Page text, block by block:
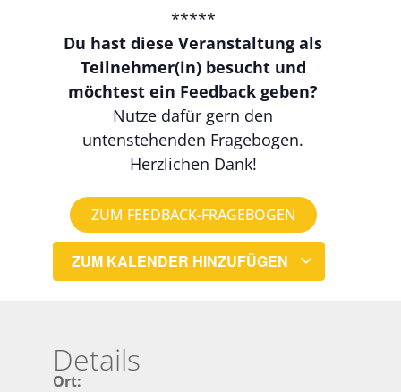
*****
Du hast diese Veranstaltung als
Teilnehmer(in) besucht und
möchtest ein Feedback geben?
Nutze dafür gern den
untenstehenden Fragebogen.
Herzlichen Dank!
ZUM FEEDBACK-FRAGEBOGEN
ZUM KALENDER HINZUFÜGEN
Details
Ort: